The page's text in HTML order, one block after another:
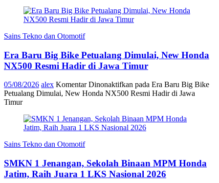
Sains Tekno dan Otomotif
Era Baru Big Bike Petualang Dimulai, New Honda
NX500 Resmi Hadir di Jawa Timur
05/08/2026 alex Komentar Dinonaktifkan pada Era Baru Big Bike
Petualang Dimulai, New Honda NX500 Resmi Hadir di Jawa
Timur
Sains Tekno dan Otomotif
SMKN 1 Jenangan, Sekolah Binaan MPM Honda
Jatim, Raih Juara 1 LKS Nasional 2026